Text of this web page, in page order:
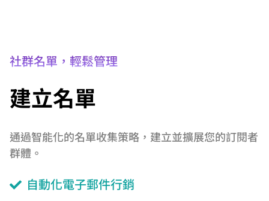
社群名單，輕鬆管理
建立名單
通過智能化的名單收集策略，建立並擴展您的訂閱者
群體。
自動化電子郵件行銷